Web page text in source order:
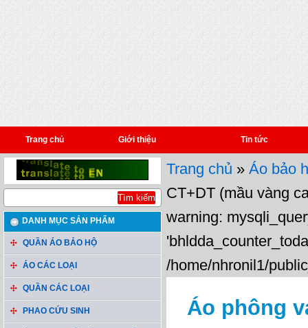
Trang chủ Giới thiệu Tin tức
DANH MỤC SẢN PHẨM
QUẦN ÁO BẢO HỘ
ÁO CÁC LOẠI
QUẦN CÁC LOẠI
PHAO CỨU SINH
Trang chủ » Áo bảo
CT+DT (mầu vàng
warning:
/home/nhronil1/
Áo phông